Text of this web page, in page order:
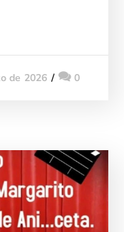
de 2026 0